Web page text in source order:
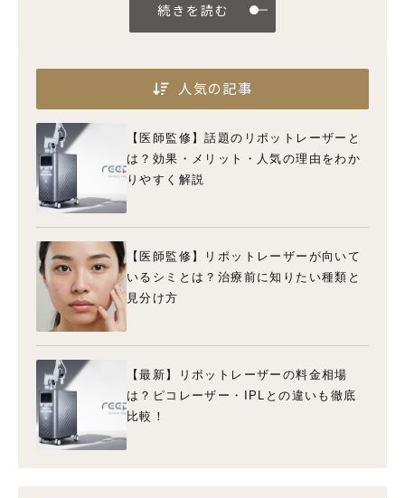
続きを読む
人気の記事
【医師監修】話題のリポットレーザーと
は？効果・メリット・人気の理由をわか
りやすく解説
【医師監修】リポットレーザーが向いて
いるシミとは？治療前に知りたい種類と
見分け方
【最新】リポットレーザーの料金相場
は？ピコレーザー・IPLとの違いも徹底
比較！